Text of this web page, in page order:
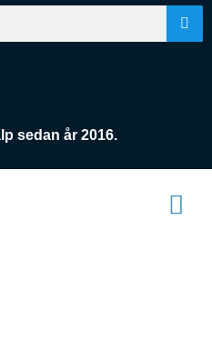
sedan år 2016.